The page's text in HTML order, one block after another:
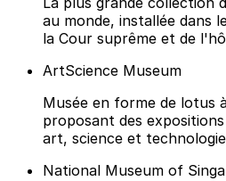
au monde, installée dans
la Cour suprême et de
ArtScience Museum
Musée en forme de lotus
proposant des
art, science et
National Museum of